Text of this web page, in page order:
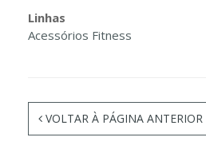
Linhas
Acessórios Fitness
VOLTAR À PÁGINA ANTERIOR